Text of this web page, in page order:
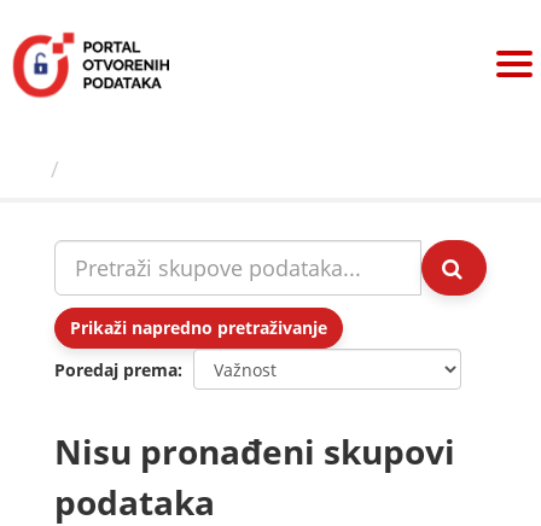
sadržaj
Prikaži napredno pretraživanje
Poredaj prema
Nisu pronađeni skupovi
podataka